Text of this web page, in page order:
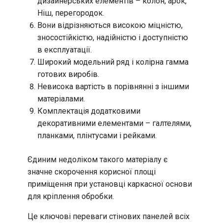
Ніш, перегородок.
Вони відрізняються високою міцністю,
зносостійкістю, надійністю і доступністю
в експлуатації.
Широкий модельний ряд і колірна гамма
готових виробів.
Невисока вартість в порівнянні з іншими
матеріалами.
Комплектація додатковими
декоративними елементами – галтелями,
планками, плінтусами і рейками.
Єдиним недоліком такого матеріалу є
значне скорочення корисної площі
приміщення при установці каркасної основи
для кріплення обробки.
Це ключові переваги стінових панелей всіх